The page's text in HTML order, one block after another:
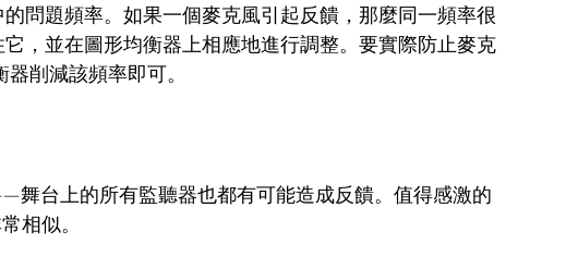
問題頻率。如果一個麥克風引起反饋，那麼同一頻率很
，並在圖形均衡器上相應地進行調整。要實際防止麥克
削減該頻率即可。
舞台上的所有監聽器也都有可能造成反饋。值得感激的
相似。